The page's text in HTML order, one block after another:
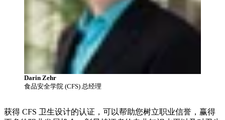
Darin Zehr
食品安全学院 (CFS) 总经理
获得 CFS 卫生设计的认证，可以帮助您树立职业信誉，赢得